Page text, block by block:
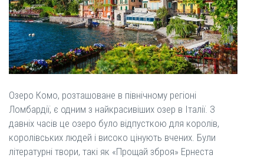
Озеро Комо, розташоване в північному регіоні
Ломбардії, є одним з найкрасивіших озер в Італії. З
давніх часів це озеро було відпусткою для королів,
королівських людей і високо цінують вчених. Були
літературні твори, такі як «Прощай зброя» Ернеста